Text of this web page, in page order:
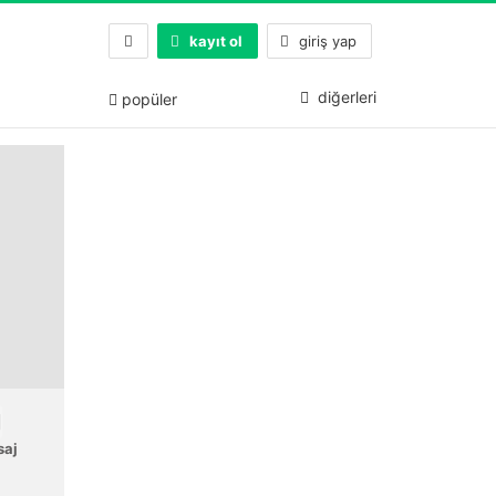
kayıt ol giriş yap
popüler diğerleri